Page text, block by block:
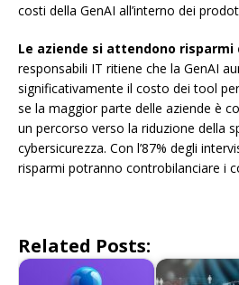
costi della GenAI all’interno dei
Le aziende si attendono risparmi
responsabili IT ritiene che la GenAI
significativamente il costo dei tool
se la maggior parte delle aziende è
un percorso verso la riduzione della
cybersicurezza. Con l’87% degli
risparmi potranno controbilanciare i
Related Posts: